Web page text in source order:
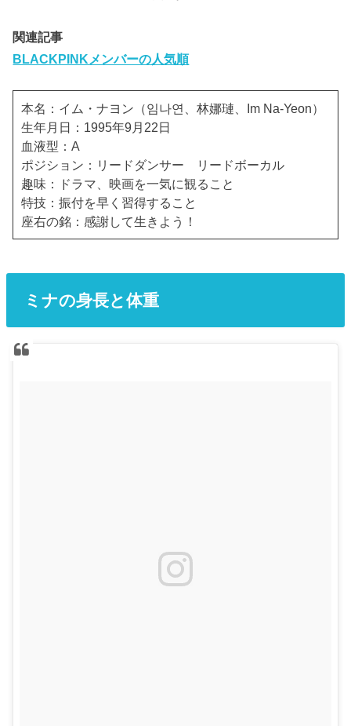
関連記事
BLACKPINKメンバーの人気順
本名：イム・ナヨン（임나연、林娜璉、Im Na-Yeon）
生年月日：1995年9月22日
血液型：A
ポジション：リードダンサー リードボーカル
趣味：ドラマ、映画を一気に観ること
特技：振付を早く習得すること
座右の銘：感謝して生きよう！
ミナの身長と体重